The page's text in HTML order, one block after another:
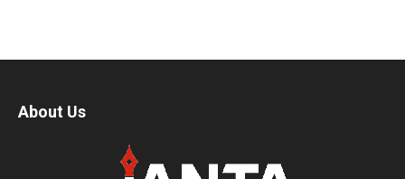
About Us